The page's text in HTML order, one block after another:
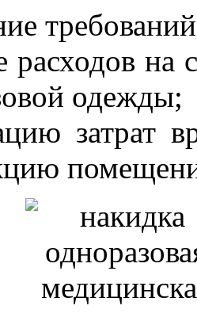
расходов на
одежды;
затрат